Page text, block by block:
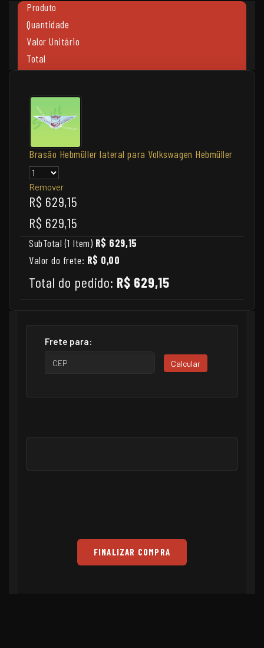
Produto
Quantidade
Valor Unitário
Total
Brasão Hebmüller lateral para Volkswagen Hebmüller
Remover
R$ 629,15
R$ 629,15
SubTotal (1 Item) R$ 629,15
Valor do frete: R$ 0,00
Total do pedido: R$ 629,15
Frete para:
Calcular
FINALIZAR COMPRA